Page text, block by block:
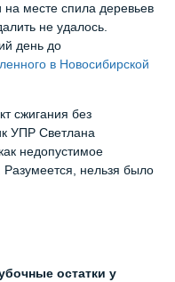
на месте спила деревьев
не удалось.
день до
в Новосибирской
сжигания без
УПР Светлана
недопустимое
нельзя было
остатки у